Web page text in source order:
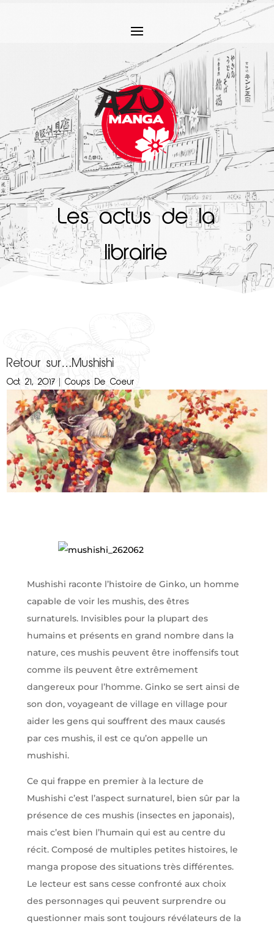
Les actus de la
librairie
Retour sur…Mushishi
Oct 21, 2017 |Coups De Coeur
Mushishi raconte l’histoire de Ginko, un homme
capable de voir les mushis, des êtres
surnaturels. Invisibles pour la plupart des
humains et présents en grand nombre dans la
nature, ces mushis peuvent être inoffensifs tout
comme ils peuvent être extrêmement
dangereux pour l’homme. Ginko se sert ainsi de
son don, voyageant de village en village pour
aider les gens qui souffrent des maux causés
par ces mushis, il est ce qu’on appelle un
mushishi.
Ce qui frappe en premier à la lecture de
Mushishi c’est l’aspect surnaturel, bien sûr par la
présence de ces mushis (insectes en japonais),
mais c’est bien l’humain qui est au centre du
récit. Composé de multiples petites histoires, le
manga propose des situations très différentes.
Le lecteur est sans cesse confronté aux choix
des personnages qui peuvent surprendre ou
questionner mais sont toujours révélateurs de la